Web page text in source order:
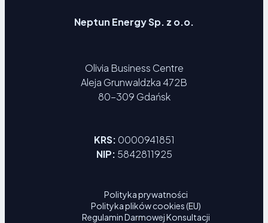
Neptun Energy Sp. z o.o.
Olivia Business Centre
Aleja Grunwaldzka 472B
80-309 Gdańsk
KRS: 0000941851
NIP: 5842811925
Polityka prywatności
Polityka plików cookies (EU)
Regulamin Darmowej Konsultacji